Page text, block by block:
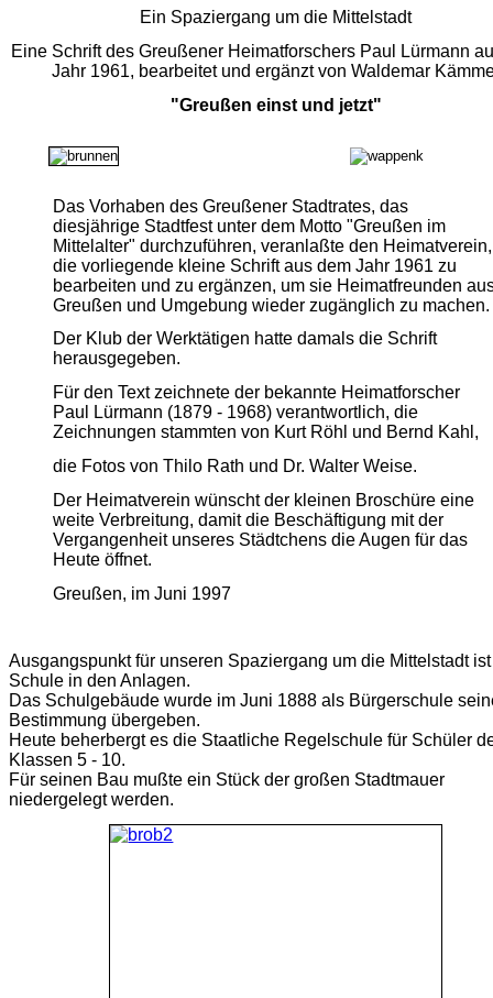
Ein Spaziergang um die Mittelstadt
Eine Schrift des Greußener Heimatforschers Paul Lürmann
Jahr 1961, bearbeitet und ergänzt von Waldemar
"Greußen einst und jetzt"
Das Vorhaben des Greußener Stadtrates, das
diesjährige Stadtfest unter dem Motto "Greußen im
Mittelalter" durchzuführen, veranlaßte den Heimatverein,
die vorliegende kleine Schrift aus dem Jahr 1961 zu
bearbeiten und zu ergänzen, um sie Heimatfreunden
Greußen und Umgebung wieder zugänglich zu machen.
Der Klub der Werktätigen hatte damals die Schrift
herausgegeben.
Für den Text zeichnete der bekannte Heimatforscher
Paul Lürmann (1879 - 1968) verantwortlich, die
Zeichnungen stammten von Kurt Röhl und Bernd Kahl,
die Fotos von Thilo Rath und Dr. Walter Weise.
Der Heimatverein wünscht der kleinen Broschüre eine
weite Verbreitung, damit die Beschäftigung mit der
Vergangenheit unseres Städtchens die Augen für das
Heute öffnet.
Greußen, im Juni 1997
Ausgangspunkt für unseren Spaziergang um die Mittelstadt
Schule in den Anlagen.
Das Schulgebäude wurde im Juni 1888 als Bürgerschule
Bestimmung übergeben.
Heute beherbergt es die Staatliche Regelschule für Schüler
Klassen 5 - 10.
Für seinen Bau mußte ein Stück der großen Stadtmauer
niedergelegt werden.